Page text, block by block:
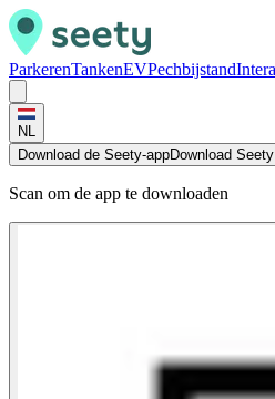
ParkerenTankenEVPechbijstand
NL
Download de Seety-appDownload Seety
Scan om de app te downloaden